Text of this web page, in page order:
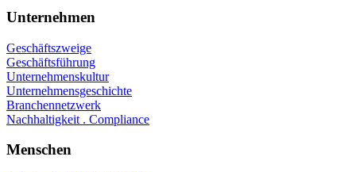
Unternehmen
Geschäftszweige
Geschäftsführung
Unternehmenskultur
Unternehmensgeschichte
Branchennetzwerk
Nachhaltigkeit . Compliance
Menschen